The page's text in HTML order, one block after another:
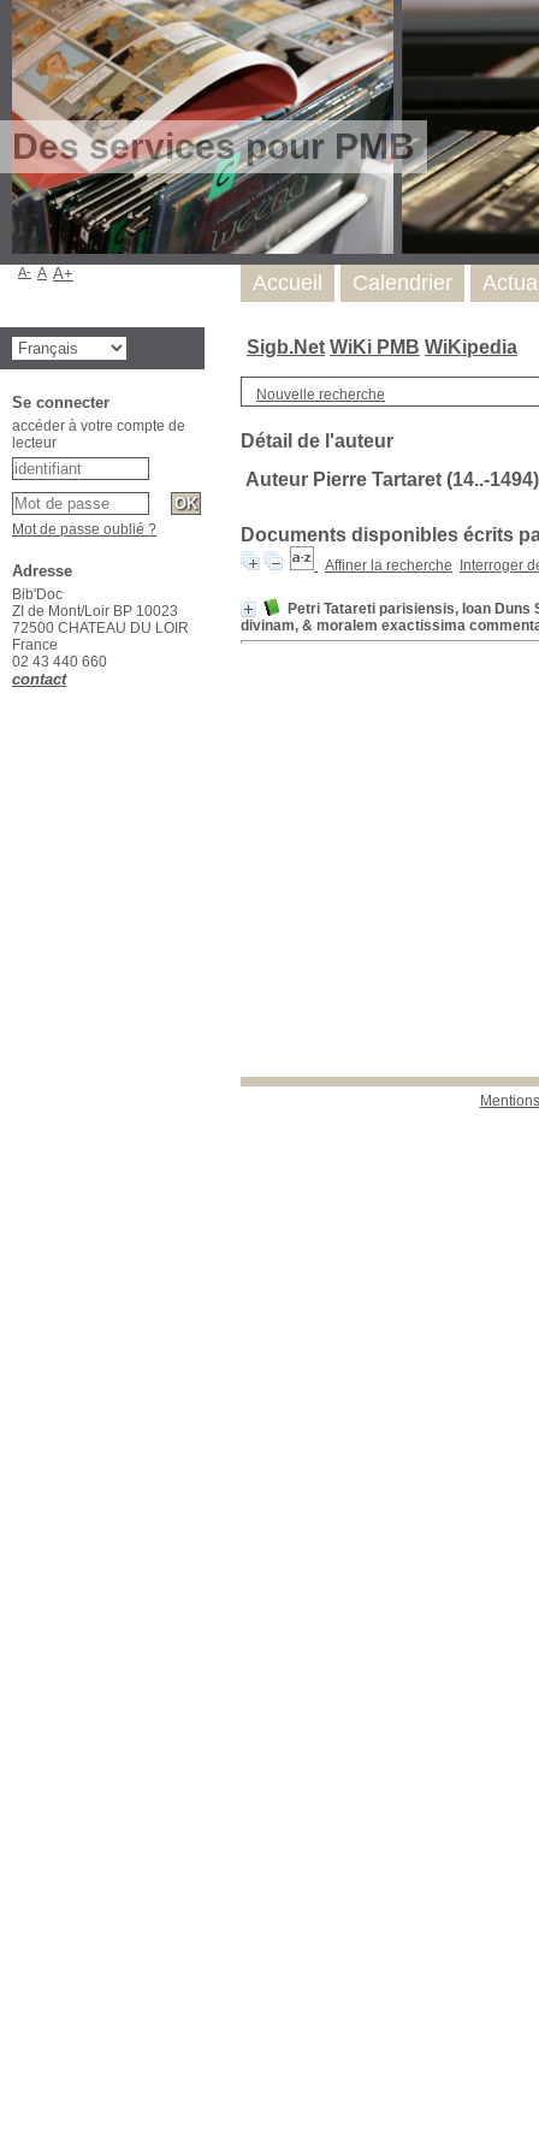
Des services pour PMB
Sigb.Net WiKi PMB WiKipedia
Nouvelle recherche
Détail de l'auteur
Auteur Pierre Tartaret (14..-1494)
Documents disponibles écrits
Affiner la recherche Interroger
Petri Tatareti parisiensis, Ioan
divinam, & moralem exactissima
Accueil Calendrier
A- A A+
Se connecter
accéder à votre compte de
lecteur
Mot de passe oublié ?
Adresse
Bib'Doc
ZI de Mont/Loir BP 10023
72500 CHATEAU DU LOIR
France
02 43 440 660
contact